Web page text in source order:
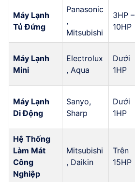
Máy Lạnh
Tủ Đứng
Panasonic
,
Mitsubishi
3HP –
10HP
Máy Lạnh
Mini
Electrolux
, Aqua
Dưới
1HP
Máy Lạnh
Di Động
Sanyo,
Sharp
Dưới
1HP
Hệ Thống
Làm Mát
Công
Nghiệp
Mitsubishi
, Daikin
Trên
15HP